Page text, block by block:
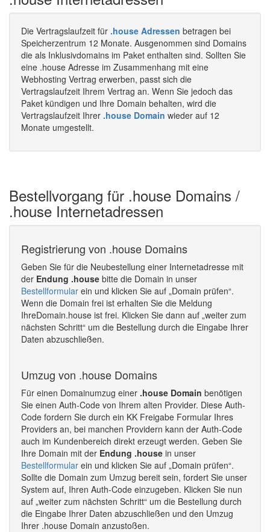
Die Vertragslaufzeit für .house Adressen betragen bei
Speicherzentrum 12 Monate. Ausgenommen sind Domains
die als Inklusivdomains im Paket enthalten sind. Sollten Sie
eine .house Adresse im Zusammenhang mit eine
Webhosting Vertrag erwerben, passt sich die
Vertragslaufzeit Ihrem Vertrag an. Wenn Sie jedoch das
Paket kündigen und Ihre Domain behalten, wird die
Vertragslaufzeit Ihrer .house Domain wieder auf 12
Monate umgestellt.
Bestellvorgang für .house Domains /
.house Internetadressen
Registrierung von .house Domains
Geben Sie für die Neubestellung einer Internetadresse mit
der Endung .house bitte die Domain in unser
Bestellformular ein und klicken Sie auf „Domain prüfen“.
Wenn die Domain frei ist erhalten Sie die Meldung
IhreDomain.house ist frei. Klicken Sie dann auf „weiter zum
nächsten Schritt“ um die Bestellung durch die Eingabe Ihrer
Daten abzuschließen.
Umzug von .house Domains
Für einen Domainumzug einer .house Domain benötigen
Sie einen Auth-Code von Ihrem alten Provider. Diese Auth-
Code fordern Sie durch ein KK Freigabe Formular Ihres
Providers an, bei manchen Providern kann der Auth-Code
auch im Kundenbereich direkt erzeugt werden. Geben Sie
Ihre Domain mit der Endung .house in unser
Bestellformular ein und klicken Sie auf „Domain prüfen“.
Sollte die Domain zum Umzug bereit sein, fordert Sie unser
System auf, Ihren Auth-Code einzugeben. Klicken Sie nun
auf „weiter zum nächsten Schritt“ um die Bestellung durch
die Eingabe Ihrer Daten abzuschließen und den Umzug
Ihrer .house Domain anzustoßen.